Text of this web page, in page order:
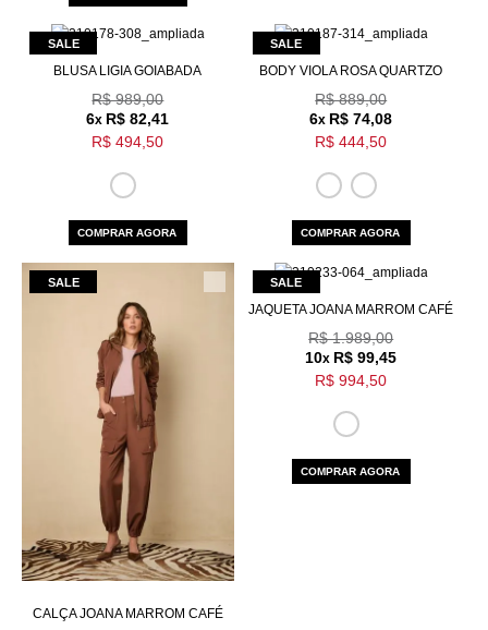
BLUSA LIGIA GOIABADA
R$ 989,00
6x R$ 82,41
R$ 494,50
COMPRAR AGORA
BODY VIOLA ROSA QUARTZO
R$ 889,00
6x R$ 74,08
R$ 444,50
COMPRAR AGORA
CALÇA JOANA MARROM CAFÉ
JAQUETA JOANA MARROM CAFÉ
R$ 1.989,00
10x R$ 99,45
R$ 994,50
COMPRAR AGORA